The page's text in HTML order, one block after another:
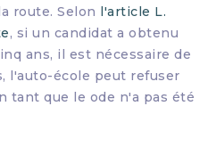
route. Selon l'article L.
, si un candidat a obtenu
ans, il est nécessaire de
l'auto-école peut refuser
tant que le ode n'a pas été